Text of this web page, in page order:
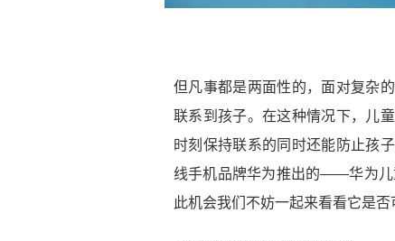
但凡事都是两面性的，面对复杂
联系到孩子。在这种情况下，儿
时刻保持联系的同时还能防止孩
线手机品牌华为推出的——华为儿
此机会我们不妨一起来看看它是否